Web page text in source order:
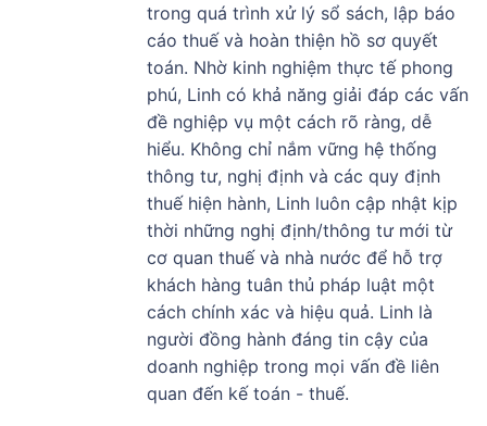
trong quá trình xử lý sổ sách, lập báo
cáo thuế và hoàn thiện hồ sơ quyết
toán. Nhờ kinh nghiệm thực tế phong
phú, Linh có khả năng giải đáp các vấn
đề nghiệp vụ một cách rõ ràng, dễ
hiểu. Không chỉ nắm vững hệ thống
thông tư, nghị định và các quy định
thuế hiện hành, Linh luôn cập nhật kịp
thời những nghị định/thông tư mới từ
cơ quan thuế và nhà nước để hỗ trợ
khách hàng tuân thủ pháp luật một
cách chính xác và hiệu quả. Linh là
người đồng hành đáng tin cậy của
doanh nghiệp trong mọi vấn đề liên
quan đến kế toán - thuế.